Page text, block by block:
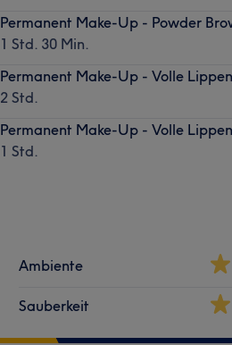
Permanent Make-Up - Powder
1 Std. 30 Min.
Permanent Make-Up - Volle Lippen
2 Std.
Permanent Make-Up - Volle
1 Std.
Ambiente
Sauberkeit